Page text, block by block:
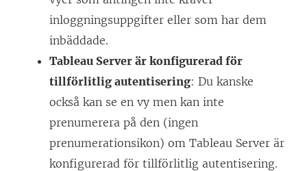
n
y
t
t
f
ö
n
s
inloggningsuppgifter eller som har dem
inbäddade.
Tableau Server är konfigurerad för
tillförlitlig autentisering: Du kanske
också kan se en vy men kan inte
prenumerera på den (ingen
prenumerationsikon) om Tableau Server är
konfigurerad för tillförlitlig autentisering.